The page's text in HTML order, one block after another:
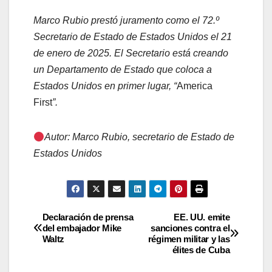
Marco Rubio prestó juramento como el 72.º
Secretario de Estado de Estados Unidos el 21
de enero de 2025. El Secretario está creando
un Departamento de Estado que coloca a
Estados Unidos en primer lugar, “America
First”.
Autor: Marco Rubio, secretario de Estado de
Estados Unidos
Navegación
de
EE. UU. emite
sanciones contra el
régimen militar y las
élites de Cuba
Declaración de prensa
del embajador Mike
Waltz